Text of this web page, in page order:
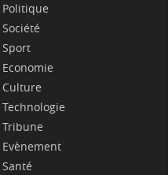
Politique
Société
Sport
Economie
Culture
Technologie
Tribune
Evènement
Santé